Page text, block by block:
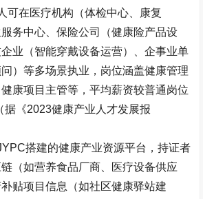
可在医疗机构（体检中心、康复
务中心、保险公司（健康险产品设
业（智能穿戴设备运营）、企事业单
）等多场景执业，岗位涵盖健康管理
康项目主管等，平均薪资较普通岗位
（据《2023健康产业人才发展报
搭建的健康产业资源平台，持证者
（如营养食品厂商、医疗设备供应
贴项目信息（如社区健康驿站建